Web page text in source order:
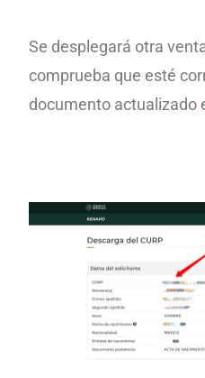
Se desplegará otra
comprueba que esté
documento actualizado